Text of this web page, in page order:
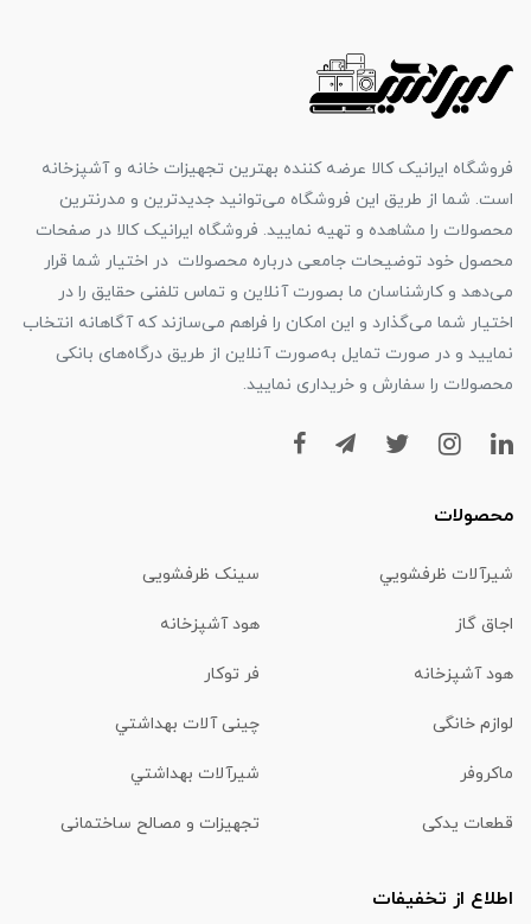
فروشگاه ایرانیک کالا عرضه کننده بهترین تجهیزات خانه و آشپزخانه
است. شما از طریق این فروشگاه می‌توانید جدیدترین و مدرنترین
محصولات را مشاهده و تهیه نمایید. فروشگاه ایرانیک کالا در صفحات
محصول خود توضیحات جامعی درباره محصولات در اختیار شما قرار
می‌دهد و کارشناسان ما بصورت آنلاین و تماس تلفنی حقایق را در
اختیار شما می‌گذارد و این امکان را فراهم می‌سازند که آگاهانه انتخاب
نمایید و در صورت تمایل به‌صورت آنلاین از طریق درگاه‌های بانکی
محصولات را سفارش و خریداری نمایید.
محصولات
شیرآلات ظرفشويي سینک ظرفشویی
اجاق گاز هود آشپزخانه
هود آشپزخانه فر توکار
لوازم خانگی چینی آلات بهداشتي
ماكروفر شیرآلات بهداشتي
قطعات یدکی تجهیزات و مصالح ساختمانی
اطلاع از تخفیفات